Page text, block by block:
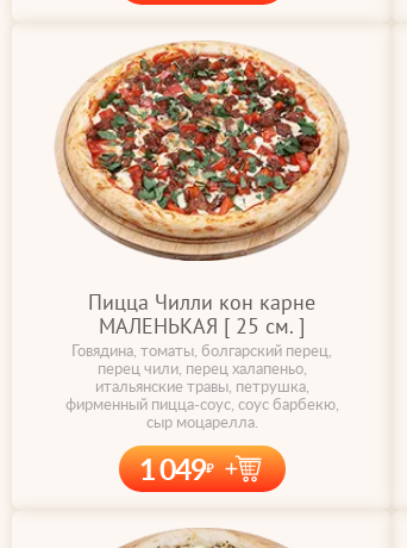
Пицца Чилли кон карне
МАЛЕНЬКАЯ [ 25 cм. ]
Говядина, томаты, болгарский перец,
перец чили, перец халапеньо,
итальянские травы, петрушка,
фирменный пицца-соус, соус барбекю,
сыр моцарелла.
1 049